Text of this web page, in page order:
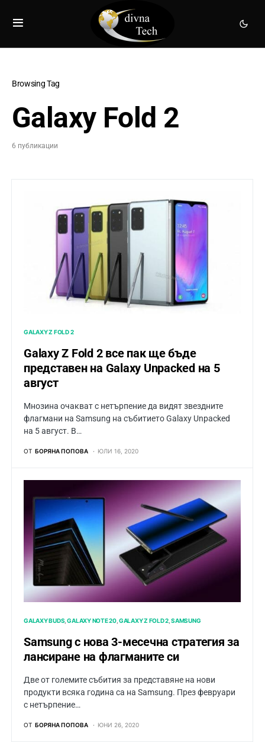
Browsing Tag
Galaxy Fold 2
6 публикации
GALAXY Z FOLD 2
Galaxy Z Fold 2 все пак ще бъде
представен на Galaxy Unpacked на 5
август
Мнозина очакват с нетърпение да видят звездните
флагмани на Samsung на събитието Galaxy Unpacked
на 5 август. В…
ОТ БОРЯНА ПОПОВА ЮЛИ 16, 2020
GALAXY BUDS GALAXY NOTE 20 GALAXY Z FOLD 2 SAMSUNG
Samsung с нова 3-месечна стратегия за
лансиране на флагманите си
Две от големите събития за представяне на нови
продукти всяка година са на Samsung. През февруари
с нетърпение…
ОТ БОРЯНА ПОПОВА ЮНИ 26, 2020